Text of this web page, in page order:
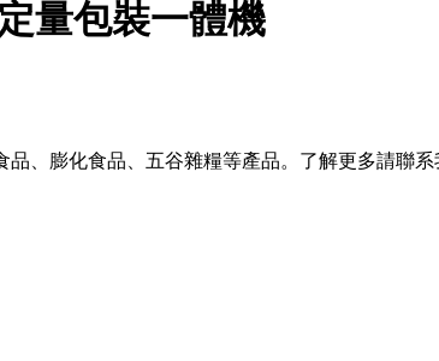
量包裝一體機
、膨化食品、五谷雜糧等產品。了解更多請聯系